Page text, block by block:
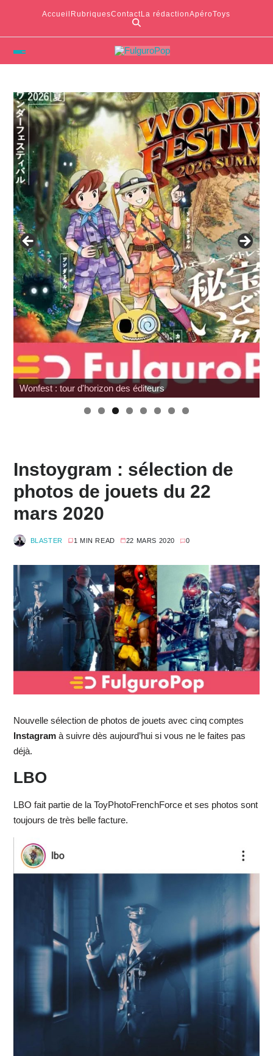
Accueil RubriquesContactLa rédactionApéroToys
Wonfest : tour d'horizon des éditeurs
Instoygram : sélection de
photos de jouets du 22
mars 2020
BLASTER 1 MIN READ 22 MARS 2020 0
Nouvelle sélection de photos de jouets avec cinq comptes
Instagramà suivre dès aujourd’hui si vous ne le faites pas
déjà.
LBO
LBO fait partie de la ToyPhotoFrenchForce et ses photos sont
toujours de très belle facture.